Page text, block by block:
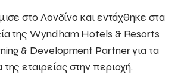
στο Λονδίνο και εντάχθηκε στα
της Wyndham Hotels & Resorts
& Development Partner για τα
εταιρείας στην περιοχή.